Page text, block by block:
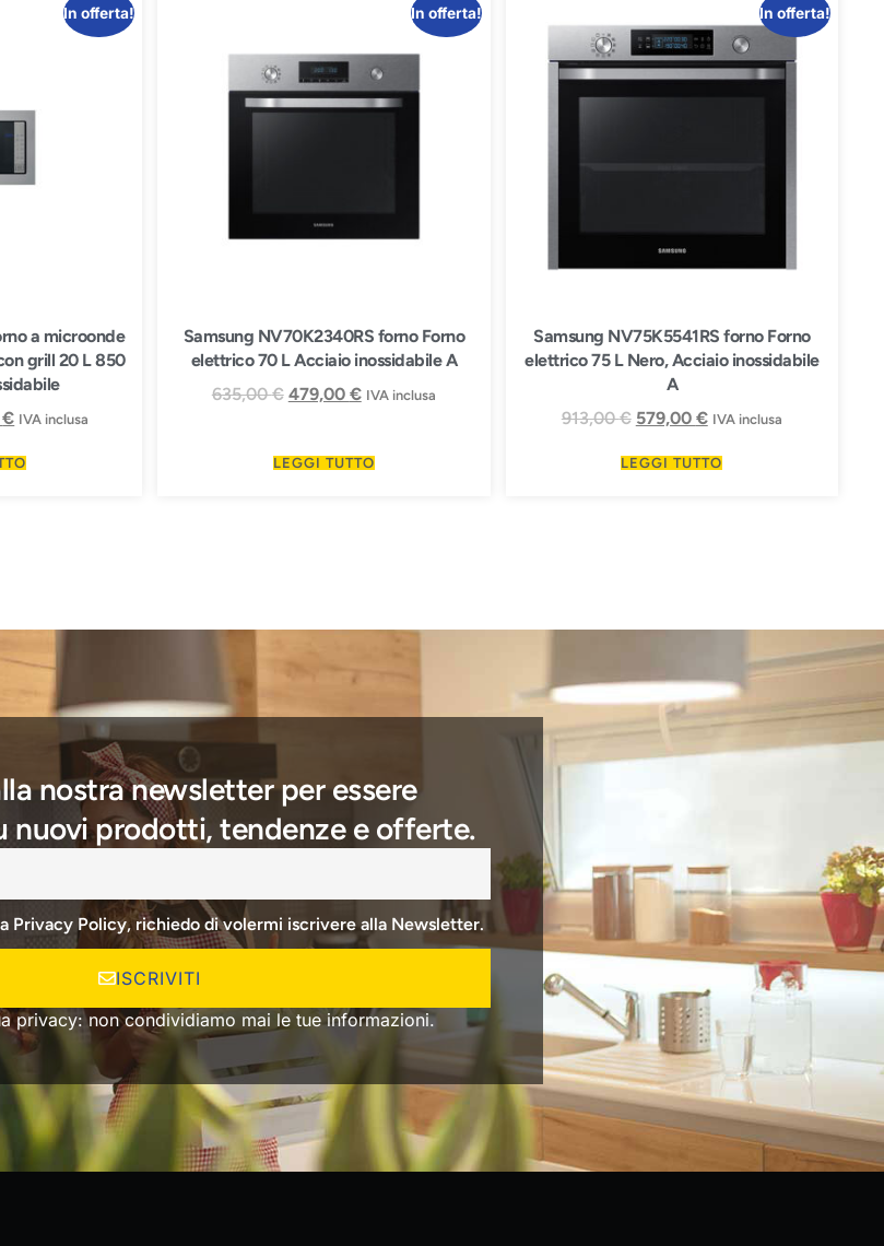
In offerta!
a microonde
grill 20 L 850
€ IVA inclusa
In offerta!
Samsung NV70K2340RS forno Forno
elettrico 70 L Acciaio inossidabile A
635,00€ 479,00 € IVA inclusa
LEGGI TUTTO
In offerta!
Samsung NV75K5541RS forno Forno
elettrico 75 L Nero, Acciaio inossidabile
A
913,00€ 579,00 € IVA inclusa
LEGGI TUTTO
nostra newsletter per essere
nuovi prodotti, tendenze e offerte.
Privacy Policy, richiedo di volermi iscrivere alla Newsletter.
ISCRIVITI
privacy: non condividiamo mai le tue informazioni.